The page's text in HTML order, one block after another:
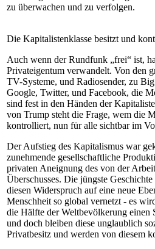
zu überwachen und zu verfolgen.
Die Kapitalistenklasse besitzt und
Auch wenn der Rundfunk „frei“ ist,
Privateigentum verwandelt. Von den
TV-Systeme, und Radiosender, zu
Google, Twitter, und Facebook, die
sind fest in den Händen der
von Trump steht die Frage, wem die
kontrolliert, nun für alle sichtbar im
Der Aufstieg des Kapitalismus war
zunehmende gesellschaftliche
privaten Aneignung des von der
Überschusses. Die jüngste
diesen Widerspruch auf eine neue
Menschheit so global vernetzt - es
die Hälfte der Weltbevölkerung
und doch bleiben diese unglaublich
Privatbesitz und werden von diesem